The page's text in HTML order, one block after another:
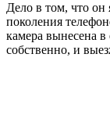
Дело в том, что он
поколения
камера вынесена
собственно, и